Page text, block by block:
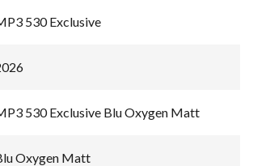
530 Exclusive
530 Exclusive Blu Oxygen Matt
Oxygen Matt